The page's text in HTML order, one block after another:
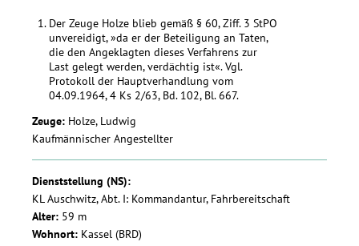
Der Zeuge Holze blieb gemäß § 60, Ziff. 3 StPO
unvereidigt, »da er der Beteiligung an Taten,
die den Angeklagten dieses Verfahrens zur
Last gelegt werden, verdächtig ist«. Vgl.
Protokoll der Hauptverhandlung vom
04.09.1964, 4 Ks 2/63, Bd. 102, Bl. 667.
Zeuge: Holze, Ludwig
Kaufmännischer Angestellter
Dienststellung (NS):
KL Auschwitz, Abt. I: Kommandantur, Fahrbereitschaft
Alter: 59 m
Wohnort: Kassel (BRD)